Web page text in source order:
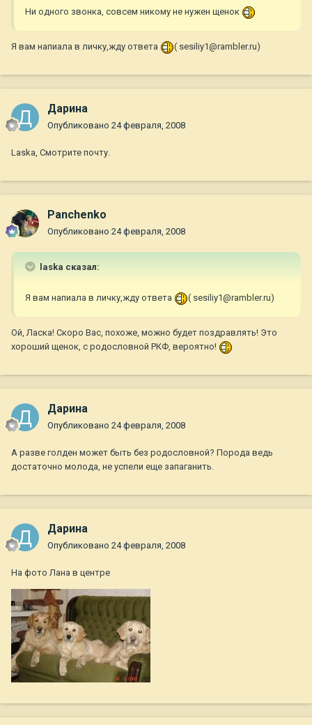
Ни одного звонка, совсем никому не нужен щенок
Я вам напиала в личку,жду ответа ( sesiliy1@rambler.ru)
Дарина
Опубликовано 24 февраля, 2008
Laska, Смотрите почту.
Panchenko
Опубликовано 24 февраля, 2008
laska сказал:
Я вам напиала в личку,жду ответа ( sesiliy1@rambler.ru)
Ой, Ласка! Скоро Вас, похоже, можно будет поздравлять! Это
хороший щенок, с родословной РКФ, вероятно!
Дарина
Опубликовано 24 февраля, 2008
А разве голден может быть без родословной? Порода ведь
достаточно молода, не успели еще запаганить.
Дарина
Опубликовано 24 февраля, 2008
На фото Лана в центре